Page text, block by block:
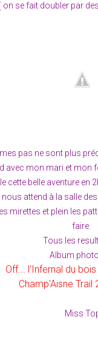
se fait doubler par
pas ne sont plus
avec mon mari et mon
cette belle aventure en
attend à la salle
mirettes et plein les
faire.
Tous les
Album
Off... l'Infernal du
Champ'Aisne
Miss